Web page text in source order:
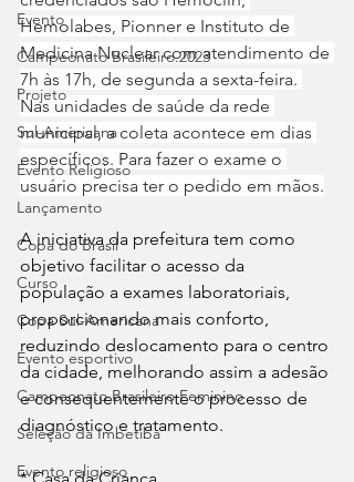
Evento
Campeonato Brasileiro.2023
Projeto
Sul-Americana
Evento Religioso
Lançamento
Copa do Brasil
Curso
Copa Sul-Americana
Evento esportivo
Campeonato Brasileiro Feminino
Seleção da Imbetiba
Evento religioso
Hemolabes, Pionner e Instituto de
Medicina Nuclear com atendimento de
7h às 17h, de segunda a sexta-feira.
Nas unidades de saúde da rede
municipal, a coleta acontece em dias
específicos. Para fazer o exame o
usuário precisa ter o pedido em mãos.
A iniciativa da prefeitura tem como
objetivo facilitar o acesso da
população a exames laboratoriais,
proporcionando mais conforto,
reduzindo deslocamento para o centro
da cidade, melhorando assim a adesão
e consequentemente o processo de
diagnóstico e tratamento.